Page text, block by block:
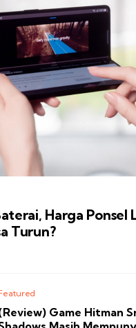
Harga Ponsel
Turun?
Game Hitman